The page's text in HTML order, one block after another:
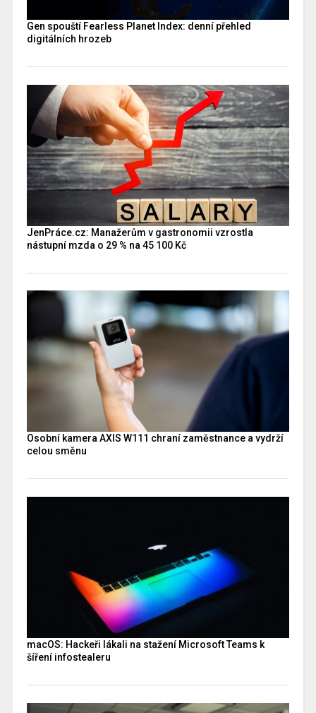
Gen spouští Fearless Planet Index: denní přehled
digitálních hrozeb
JenPráce.cz: Manažerům v gastronomii vzrostla
nástupní mzda o 29 % na 45 100 Kč
Osobní kamera AXIS W111 chraní zaměstnance a vydrží
celou směnu
macOS: Hackeři lákali na stažení Microsoft Teams k
šíření infostealeru